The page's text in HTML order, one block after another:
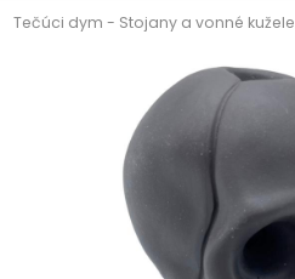
Tečúci dym - Stojany a vonné kužele